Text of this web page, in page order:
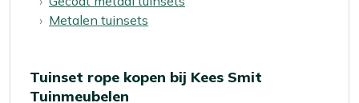
Metalen tuinsets
Tuinset rope kopen bij Kees Smit
Tuinmeubelen